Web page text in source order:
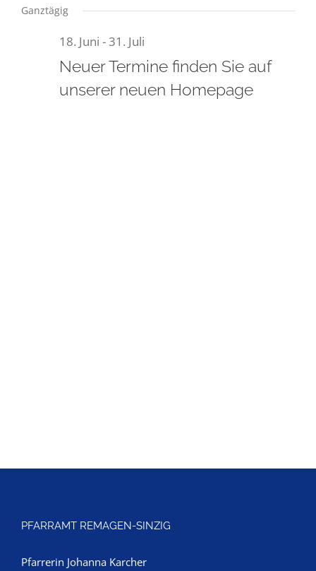
wählen.
Ganztägig
Neuer Termine finden Sie auf
unserer neuen Homepage
18. Juni -31. Juli
PFARRAMT REMAGEN-SINZIG
Pfarrerin Johanna Karcher